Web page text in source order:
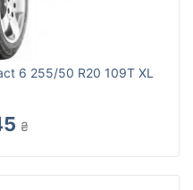
6 255/50 R20 109T XL
₴